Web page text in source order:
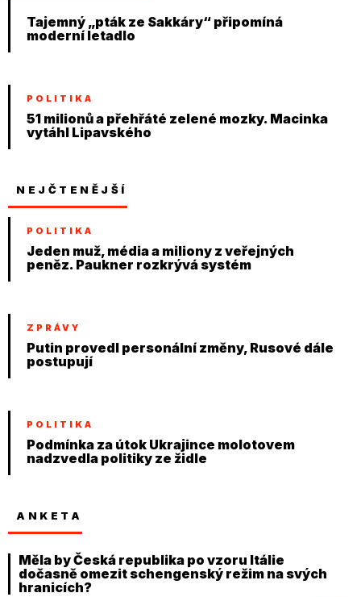
Tajemný „pták ze Sakkáry“ připomíná
moderní letadlo
POLITIKA
51 milionů a přehřáté zelené mozky. Macinka
vytáhl Lipavského
NEJČTENĚJŠÍ
POLITIKA
Jeden muž, média a miliony z veřejných
peněz. Paukner rozkrývá systém
ZPRÁVY
Putin provedl personální změny, Rusové dále
postupují
POLITIKA
Podmínka za útok Ukrajince molotovem
nadzvedla politiky ze židle
ANKETA
Měla by Česká republika po vzoru Itálie
dočasně omezit schengenský režim na svých
hranicích?